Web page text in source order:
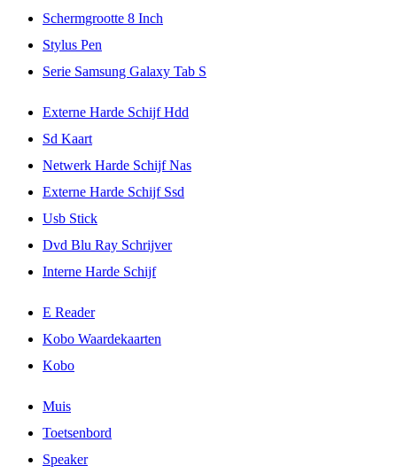
Schermgrootte 8 Inch
Stylus Pen
Serie Samsung Galaxy Tab S
Externe Harde Schijf Hdd
Sd Kaart
Netwerk Harde Schijf Nas
Externe Harde Schijf Ssd
Usb Stick
Dvd Blu Ray Schrijver
Interne Harde Schijf
E Reader
Kobo Waardekaarten
Kobo
Muis
Toetsenbord
Speaker